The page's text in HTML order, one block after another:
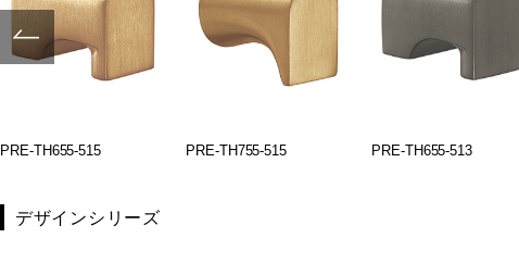
PRE-TH655-515 PRE-TH755-515 PRE-TH655-513
デザインシリーズ